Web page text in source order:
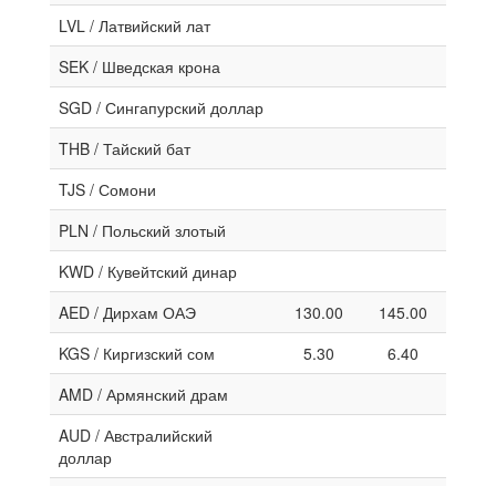
LVL / Латвийский лат
SEK / Шведская крона
SGD / Сингапурский доллар
THB / Тайский бат
TJS / Сомони
PLN / Польский злотый
KWD / Кувейтский динар
AED / Дирхам ОАЭ
130.00
145.00
KGS / Киргизский сом
5.30
6.40
AMD / Армянский драм
AUD / Австралийский
доллар